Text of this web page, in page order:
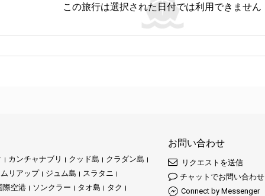
この旅行は選択された日付では利用できません
カンチャナブリ クッド島
クラダン島
リアップ ジュム島
スラタニ
際空港 ソンクラー タオ島
タク
お問い合わせ
リクエストを送信
チャットでお問い合わせ
Connect by Messenger